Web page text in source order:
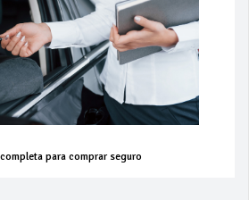
para comprar seguro